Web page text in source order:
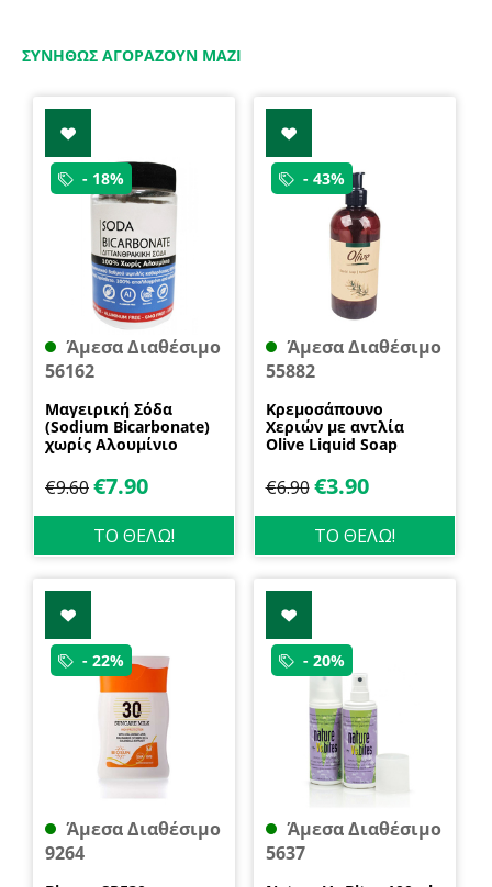
ΣΥΝΉΘΩΣ ΑΓΟΡΆΖΟΥΝ ΜΑΖΊ
- 18%
Άμεσα Διαθέσιμο
56162
Μαγειρική Σόδα
(Sodium Bicarbonate)
χωρίς Αλουμίνιο
€9.60€7.90
ΤΟ ΘΕΛΩ!
- 43%
Άμεσα Διαθέσιμο
55882
Κρεμοσάπουνο
Χεριών με αντλία
Olive Liquid Soap
€6.90 €3.90
ΤΟ ΘΕΛΩ!
- 22%
Άμεσα Διαθέσιμο
9264
- 20%
Άμεσα Διαθέσιμο
5637